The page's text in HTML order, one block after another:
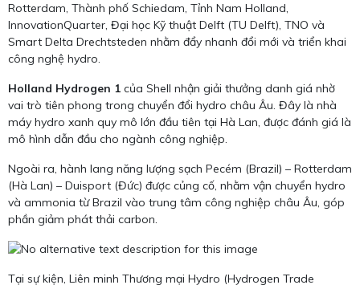
Rotterdam, Thành phố Schiedam, Tỉnh Nam Holland,
InnovationQuarter, Đại học Kỹ thuật Delft (TU Delft), TNO và
Smart Delta Drechtsteden nhằm đẩy nhanh đổi mới và triển khai
công nghệ hydro.
Holland Hydrogen 1 của Shell nhận giải thưởng danh giá nhờ
vai trò tiên phong trong chuyển đổi hydro châu Âu. Đây là nhà
máy hydro xanh quy mô lớn đầu tiên tại Hà Lan, được đánh giá là
mô hình dẫn đầu cho ngành công nghiệp.
Ngoài ra, hành lang năng lượng sạch Pecém (Brazil) – Rotterdam
(Hà Lan) – Duisport (Đức) được củng cố, nhằm vận chuyển hydro
và ammonia từ Brazil vào trung tâm công nghiệp châu Âu, góp
phần giảm phát thải carbon.
Tại sự kiện, Liên minh Thương mại Hydro (Hydrogen Trade